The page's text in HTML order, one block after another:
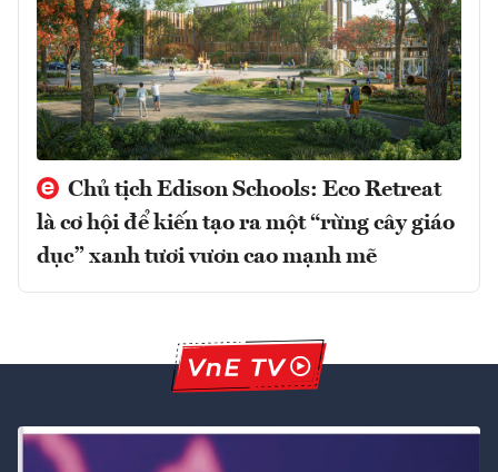
Chủ tịch Edison Schools: Eco Retreat
là cơ hội để kiến tạo ra một “rừng cây giáo
dục” xanh tươi vươn cao mạnh mẽ